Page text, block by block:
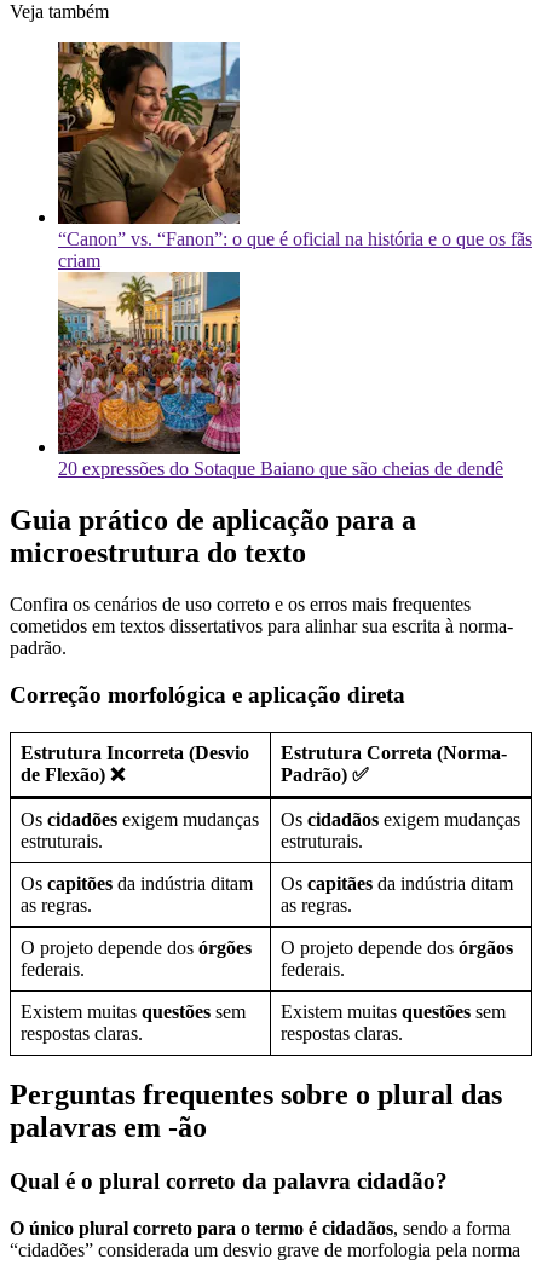
Veja também
“Canon” vs. “Fanon”: o que é oficial na história e o que os fãs
criam
20 expressões do Sotaque Baiano que são cheias de dendê
Guia prático de aplicação para a
microestrutura do texto
Confira os cenários de uso correto e os erros mais frequentes
cometidos em textos dissertativos para alinhar sua escrita à norma-
padrão.
Correção morfológica e aplicação direta
Estrutura Incorreta (Desvio
de Flexão) ❌
Estrutura Correta (Norma-
Padrão) ✅
Os cidadões exigem mudanças
estruturais.
Os cidadãos exigem mudanças
estruturais.
Os capitões da indústria ditam
as regras.
Os capitães da indústria ditam
as regras.
O projeto depende dos órgões
federais.
O projeto depende dos órgãos
federais.
Existem muitas questões sem
respostas claras.
Existem muitas questões sem
respostas claras.
Perguntas frequentes sobre o plural das
palavras em -ão
Qual é o plural correto da palavra cidadão?
O único plural correto para o termo é cidadãos, sendo a forma
“cidadões” considerada um desvio grave de morfologia pela norma